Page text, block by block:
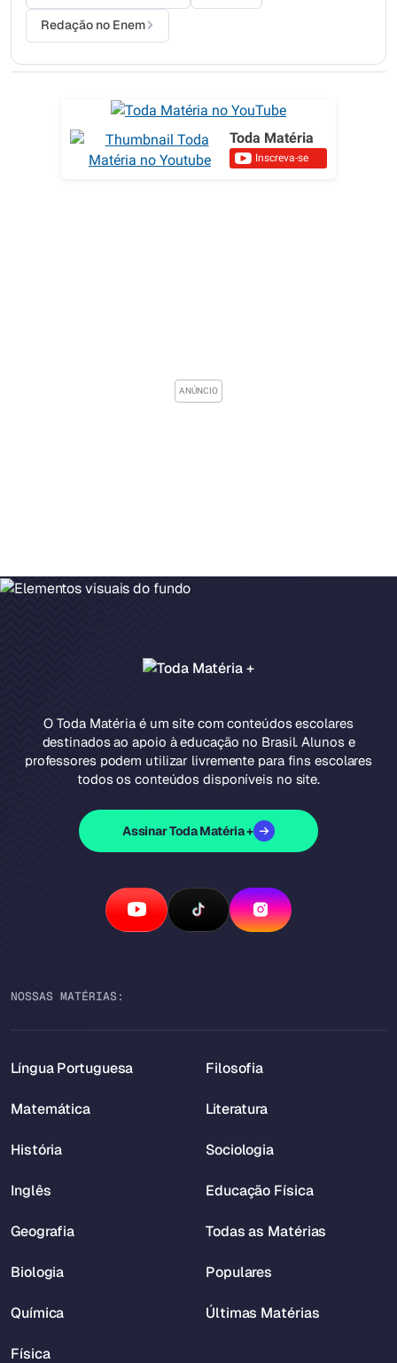
Redação no Enem
Toda Matéria
Inscreva-se
O Toda Matéria é um site com conteúdos escolares
destinados ao apoio à educação no Brasil. Alunos e
professores podem utilizar livremente para fins escolares
todos os conteúdos disponíveis no site.
Assinar Toda Matéria +
NOSSAS MATÉRIAS:
Língua Portuguesa
Matemática
História
Inglês
Geografia
Biologia
Química
Física
Filosofia
Literatura
Sociologia
Educação Física
Todas as Matérias
Populares
Últimas Matérias